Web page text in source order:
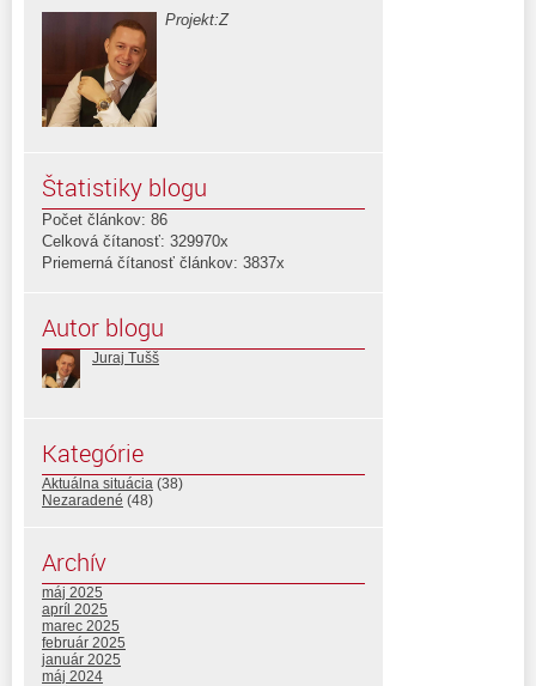
Projekt:Z
Štatistiky blogu
Počet článkov: 86
Celková čítanosť: 329970x
Priemerná čítanosť článkov: 3837x
Autor blogu
Juraj Tušš
Kategórie
Aktuálna situácia (38)
Nezaradené (48)
Archív
máj 2025
apríl 2025
marec 2025
február 2025
január 2025
máj 2024